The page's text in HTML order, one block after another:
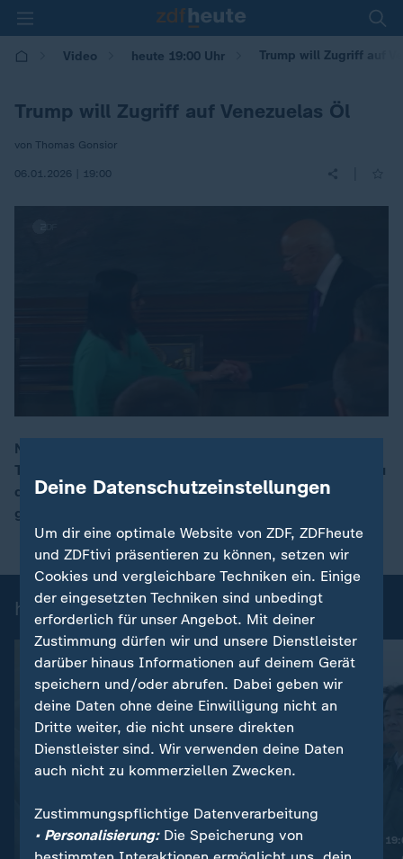
Video heute 19:00 Uhr Trump will Zugriff auf
Trump will Zugriff auf Venezuelas Öl
von Thomas Gonsior
06.01.2026 | 19:00
00:18
Nach dem US-Angriff auf Venezuela kündigt Präsident
Trump an, amerikanische Konzerne beim Wiederaufbau
der Ölindustrie zu fördern. Ziel ist der Zugang zu den
größten Ölreserven der Welt.
heute 19:00 Uhr: Einzelbeiträge
Nachrichten | heute 19:00 Uhr:
Trotz Krieg:
Nachrichten | heute
Deine Datenschutzeinstellungen
Um dir eine optimale Website von ZDF, ZDFheute
und ZDFtivi präsentieren zu können, setzen wir
Cookies und vergleichbare Techniken ein. Einige
der eingesetzten Techniken sind unbedingt
erforderlich für unser Angebot. Mit deiner
Zustimmung dürfen wir und unsere Dienstleister
darüber hinaus Informationen auf deinem Gerät
speichern und/oder abrufen. Dabei geben wir
deine Daten ohne deine Einwilligung nicht an
Dritte weiter, die nicht unsere direkten
Dienstleister sind. Wir verwenden deine Daten
auch nicht zu kommerziellen Zwecken.
Zustimmungspflichtige Datenverarbeitung
• Personalisierung:Die Speicherung von